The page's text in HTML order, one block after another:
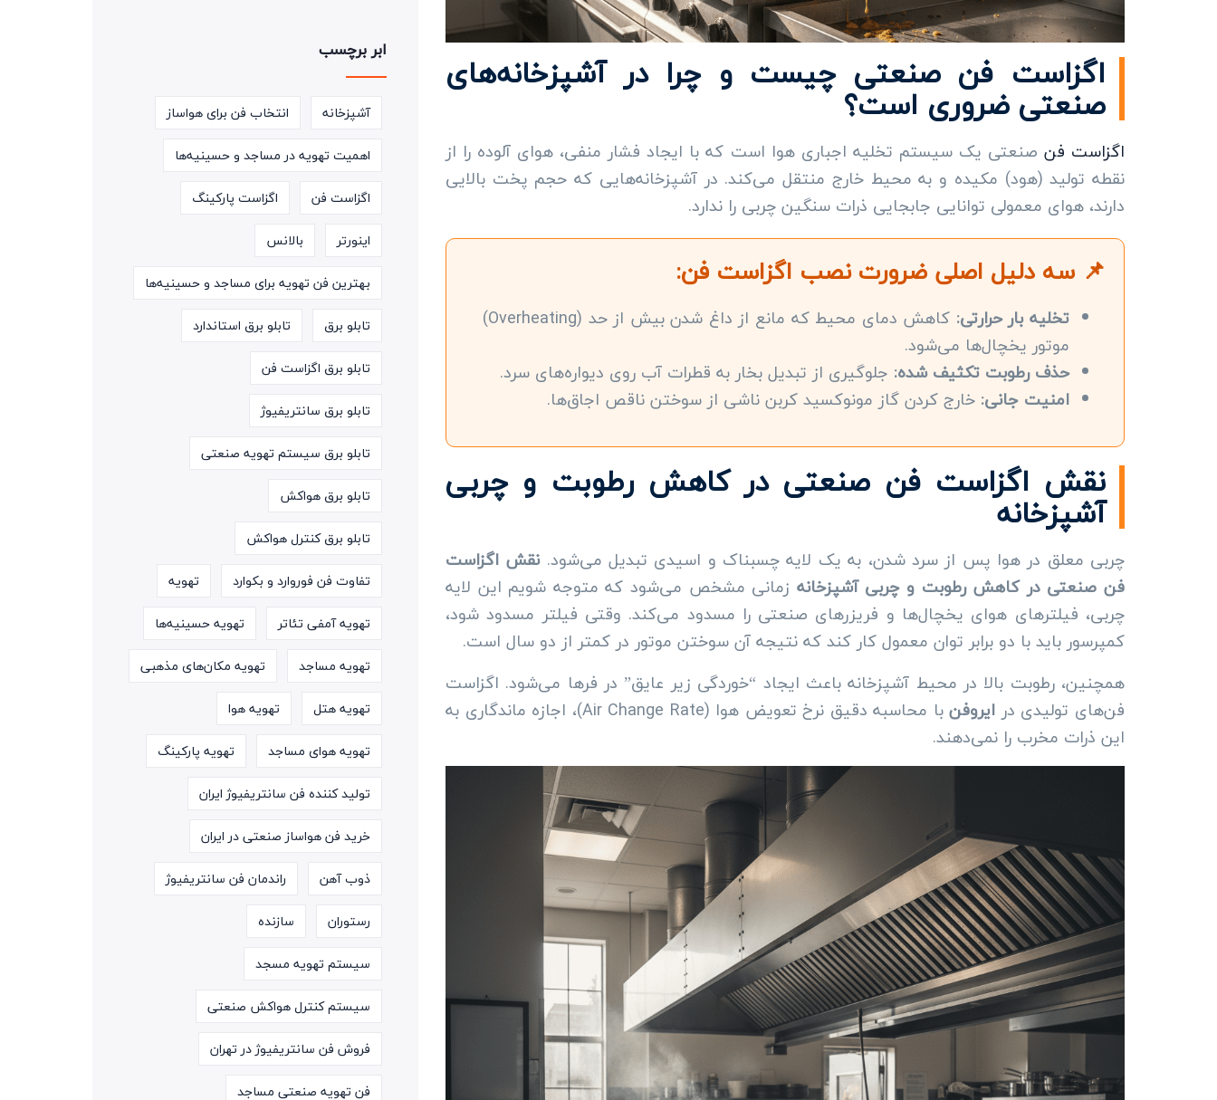
اگزاست فن صنعتی چیست و چرا در آشپزخانه‌های
صنعتی ضروری است؟
اگزاست فن صنعتی یک سیستم تخلیه اجباری هوا است که با ایجاد فشار منفی، هوای آلوده را از
نقطه تولید (هود) مکیده و به محیط خارج منتقل می‌کند. در آشپزخانه‌هایی که حجم پخت بالایی
دارند، هوای معمولی توانایی جابجایی ذرات سنگین چربی را ندارد.
📌 سه دلیل اصلی ضرورت نصب اگزاست فن:
تخلیه بار حرارتی:
کاهش دمای محیط که مانع از داغ شدن بیش از حد (Overheating)
موتور یخچال‌ها می‌شود.
حذف رطوبت تکثیف شده: جلوگیری از تبدیل بخار به قطرات آب روی دیواره‌های سرد.
امنیت جانی: خارج کردن گاز مونوکسید کربن ناشی از سوختن ناقص اجاق‌ها.
نقش اگزاست فن صنعتی در کاهش رطوبت و چربی
آشپزخانه
چربی معلق در هوا پس از سرد شدن، به یک لایه چسبناک و اسیدی تبدیل می‌شود.نقش اگزاست
فن صنعتی در کاهش رطوبت و چربی آشپزخانه زمانی مشخص می‌شود که متوجه شویم این لایه
چربی، فیلترهای هوای یخچال‌ها و فریزرهای صنعتی را مسدود می‌کند. وقتی فیلتر مسدود شود،
کمپرسور باید با دو برابر توان معمول کار کند که نتیجه آن سوختن موتور در کمتر از دو سال است.
همچنین، رطوبت بالا در محیط آشپزخانه باعث ایجاد “خوردگی زیر عایق” در فرها می‌شود. اگزاست
فن‌های تولیدی در ایروفن
با محاسبه دقیق نرخ تعویض هوا (Air Change Rate)، اجازه ماندگاری به
این ذرات مخرب را نمی‌دهند.
ابر برچسب
آشپزخانه
انتخاب فن برای هواساز
اهمیت تهویه در مساجد و حسینیه‌ها
اگزاست فن
اگزاست پارکینگ
اینورتر
بالانس
بهترین فن تهویه برای مساجد و حسینیه‌ها
تابلو برق
تابلو برق استاندارد
تابلو برق اگزاست فن
تابلو برق سانتریفیوژ
تابلو برق سیستم تهویه صنعتی
تابلو برق هواکش
تابلو برق کنترل هواکش
تفاوت فن فوروارد و بکوارد
تهویه
تهویه آمفی تئاتر
تهویه حسینیه‌ها
تهویه مساجد
تهویه مکان‌های مذهبی
تهویه هتل
تهویه هوا
تهویه هوای مساجد
تهویه پارکینگ
تولید کننده فن سانتریفیوژ ایران
خرید فن هواساز صنعتی در ایران
ذوب آهن
راندمان فن سانتریفیوژ
رستوران
سازنده
سیستم تهویه مسجد
سیستم کنترل هواکش صنعتی
فروش فن سانتریفیوژ در تهران
فن تهویه صنعتی مساجد